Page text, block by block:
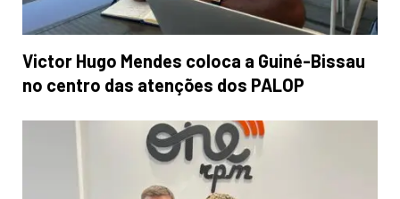
Victor Hugo Mendes coloca a Guiné-Bissau
no centro das atenções dos PALOP